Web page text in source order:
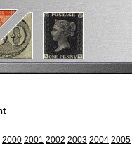
2000 2001 2002 2003 2004 2005